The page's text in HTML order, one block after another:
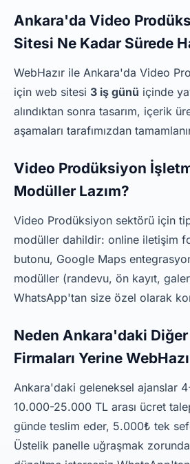
Ankara'da Video
Sitesi Ne Kadar Sürede
WebHazır ile Ankara'da Video
için web sitesi 3 iş günü içinde
alındıktan sonra tasarım, içerik
aşamaları tarafımızdan
Video Prodüksiyon
Modüller Lazım?
Video Prodüksiyon sektörü için
modüller dahildir: online iletişim
butonu, Google Maps
modüller (randevu, ön kayıt,
WhatsApp'tan size özel olarak
Neden Ankara'daki Diğer
Firmaları Yerine
Ankara'daki geleneksel ajanslar
10.000-25.000 TL arası ücret
günde teslim eder, 5.000₺ tek
Üstelik panelle uğraşmak